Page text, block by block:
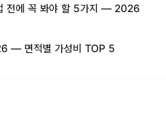
전에 꼭 봐야 할 5가지 — 2026
— 면적별 가성비 TOP 5